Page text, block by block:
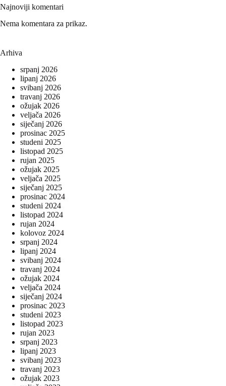
Najnoviji komentari
Nema komentara za prikaz.
Arhiva
srpanj 2026
lipanj 2026
svibanj 2026
travanj 2026
ožujak 2026
veljača 2026
siječanj 2026
prosinac 2025
studeni 2025
listopad 2025
rujan 2025
ožujak 2025
veljača 2025
siječanj 2025
prosinac 2024
studeni 2024
listopad 2024
rujan 2024
kolovoz 2024
srpanj 2024
lipanj 2024
svibanj 2024
travanj 2024
ožujak 2024
veljača 2024
siječanj 2024
prosinac 2023
studeni 2023
listopad 2023
rujan 2023
srpanj 2023
lipanj 2023
svibanj 2023
travanj 2023
ožujak 2023